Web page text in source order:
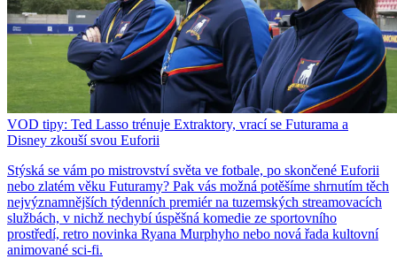
VOD tipy: Ted Lasso trénuje Extraktory, vrací se Futurama a
Disney zkouší svou Euforii
Stýská se vám po mistrovství světa ve fotbale, po skončené Euforii
nebo zlatém věku Futuramy? Pak vás možná potěšíme shrnutím těch
nejvýznamnějších týdenních premiér na tuzemských streamovacích
službách, v nichž nechybí úspěšná komedie ze sportovního
prostředí, retro novinka Ryana Murphyho nebo nová řada kultovní
animované sci-fi.